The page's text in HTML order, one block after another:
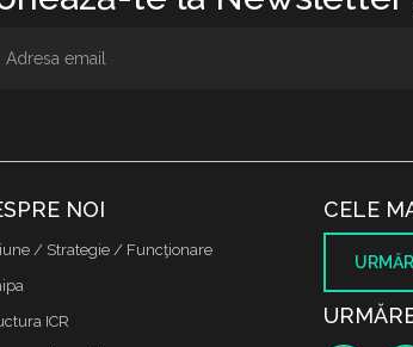
NOI
/ Strategie / Funcţionare
ICR
CELE